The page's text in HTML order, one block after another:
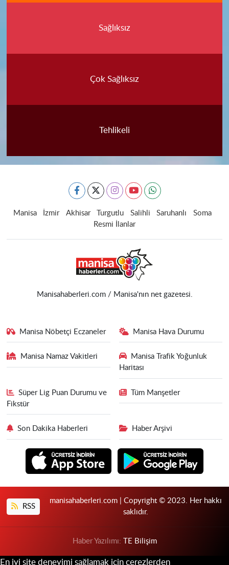
Sağlıksız
Çok Sağlıksız
Tehlikeli
Manisa İzmir Akhisar Turgutlu Salihli Saruhanlı
Soma
Resmi İlanlar
Manisahaberleri.com / Manisa'nın net gazetesi.
Manisa Nöbetçi Eczaneler Manisa Hava Durumu
Manisa Namaz Vakitleri
Manisa Trafik Yoğunluk
Haritası
Süper Lig Puan Durumu ve
Fikstür
Tüm Manşetler
Son Dakika Haberleri Haber Arşivi
RSS
manisahaberleri.com | Copyright © 2023. Her hakkı
saklıdır.
Haber Yazılımı: TE Bilişim
En iyi site deneyimi sağlamak için çerezlerden